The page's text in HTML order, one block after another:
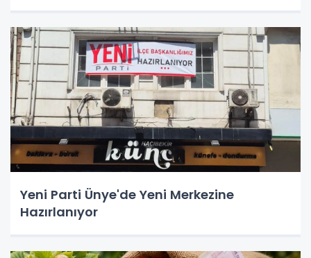
Yeni Parti Ünye'de Yeni Merkezine
Hazırlanıyor